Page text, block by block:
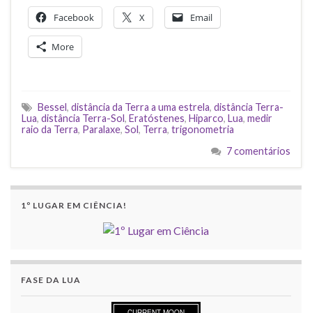
Facebook X Email
More
Bessel, distância da Terra a uma estrela, distância Terra-
Lua, distância Terra-Sol, Eratóstenes, Hiparco, Lua, medir
raio da Terra, Paralaxe, Sol, Terra, trigonometria
7 comentários
1º LUGAR EM CIÊNCIA!
FASE DA LUA